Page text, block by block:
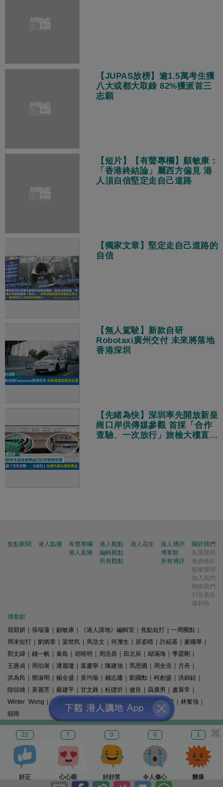
22
好正
7
心心眼
0
好好笑
0
令人傷心
1
嬲爆
【JUPAS放榜】逾1.5萬考生獲
八大或都大取錄 82%獲派首三
志願
【短片】【有聲專欄】顧敏康：
「香港終結論」屬西方偏見 港
人須自信堅定走自己道路
【獨家文章】堅定走自己道路的
自信
【無人駕駛】新款自研
Robotaxi廣州交付 未來將落地
香港深圳
【先睹為快】深圳率先開放新皇
崗口岸供傳媒參觀 首採「合作
查驗、一次放行」旅檢大樓直連
焦點新聞 港人點播
有聲專欄
港人直播
港人觀點
編輯觀點
所有觀點
港人花生
港人博評
博客館
所有博評
關於我們
私隱聲明
免責條款
版權聲明
加入我們
聯絡我們
刊登廣告
爆料快
博客館
屈穎妍 | 張瑞蓮 | 顧敏康 | 《港人講地》編輯室 | 焦點短打 | 一周圈點 |
周末短打 | 劉炳章 | 梁世民 | 馬浩文 | 何濼生 | 原姿晴 | 許紹基 | 麥國華 |
郭文緯 | 錢一帆 | 秦島 | 胡曉明 | 周浩鼎 | 田北辰 | 鄔滿海 | 季霆剛 |
王惠貞 | 周伯展 | 潘麗瓊 | 葉慶寧 | 陳建強 | 馬恩國 | 周全浩 | 方舟 |
洪為民 | 鄧淑明 | 楊全盛 | 黃均瑜 | 錢志庸 | 劉國勳 | 柯創盛 | 洪錦鉉 |
陸頌雄 | 黃麗芳 | 嚴建平 | 甘文鋒 | 杜礎圻 | 健良 | 聶廣男 | 盧展常 |
Winter Wong | K2 梁文新 羅崑 姚銘 精選文章 | 林奮強 |
囍雨
© 港人講地
電郵: speakout@speakout.hk
傳真: 85228041301
版權所有 不得轉載